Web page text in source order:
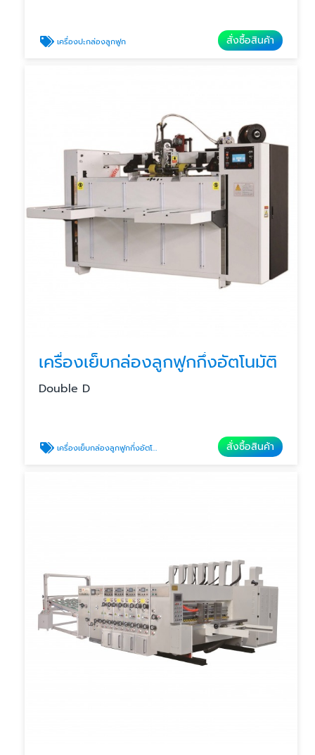
เครื่องปะกล่องลูกฟูก สั่งซื้อสินค้า
เครื่องเย็บกล่องลูกฟูกกึ่งอัตโนมัติ
Double D
เครื่องเย็บกล่องลูกฟูกกึ่งอัตโนมัติ สั่งซื้อสินค้า